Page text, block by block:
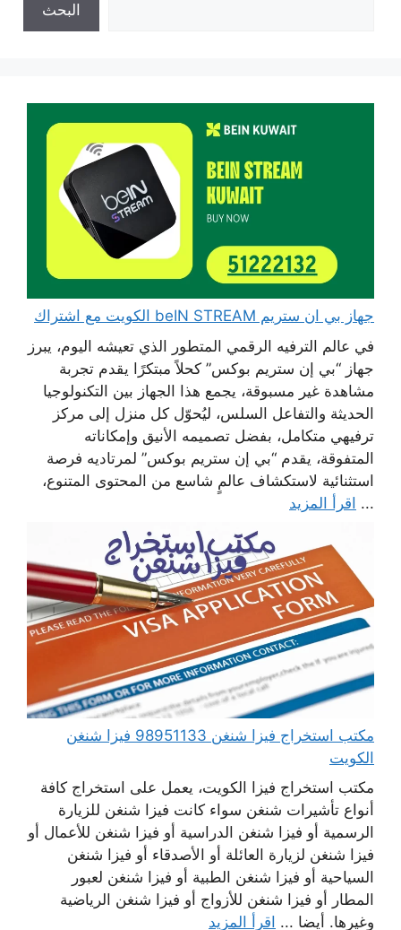
البحث
جهاز بي ان ستريم beIN STREAM الكويت مع اشتراك
في عالم الترفيه الرقمي المتطور الذي تعيشه اليوم، يبرز
جهاز “بي إن ستريم بوكس” كحلاً مبتكرًا يقدم تجربة
مشاهدة غير مسبوقة، يجمع هذا الجهاز بين التكنولوجيا
الحديثة والتفاعل السلس، ليُحوّل كل منزل إلى مركز
ترفيهي متكامل، بفضل تصميمه الأنيق وإمكاناته
المتفوقة، يقدم “بي إن ستريم بوكس” لمرتاديه فرصة
استثنائية لاستكشاف عالمٍ شاسع من المحتوى المتنوع،
... اقرأ المزيد
مكتب استخراج فيزا شنغن 98951133 فيزا شنغن
الكويت
مكتب استخراج فيزا الكويت، يعمل على استخراج كافة
أنواع تأشيرات شنغن سواء كانت فيزا شنغن للزيارة
الرسمية أو فيزا شنغن الدراسية أو فيزا شنغن للأعمال أو
فيزا شنغن لزيارة العائلة أو الأصدقاء أو فيزا شنغن
السياحية أو فيزا شنغن الطبية أو فيزا شنغن لعبور
المطار أو فيزا شنغن للأزواج أو فيزا شنغن الرياضية
وغيرها. أيضا ... اقرأ المزيد